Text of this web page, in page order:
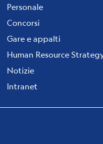
Personale
Concorsi
Gare e appalti
Human Resource
Notizie
Intranet